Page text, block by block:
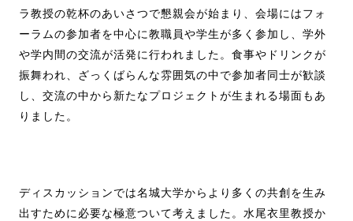
ラ教授の乾杯のあいさつで懇親会が始まり、会場にはフォ
ーラムの参加者を中心に教職員や学生が多く参加し、学外
や学内間の交流が活発に行われました。食事やドリンクが
振舞われ、ざっくばらんな雰囲気の中で参加者同士が歓談
し、交流の中から新たなプロジェクトが生まれる場面もあ
りました。
ディスカッションでは名城大学からより多くの共創を生み
出すために必要な極意ついて考えました。水尾衣里教授か